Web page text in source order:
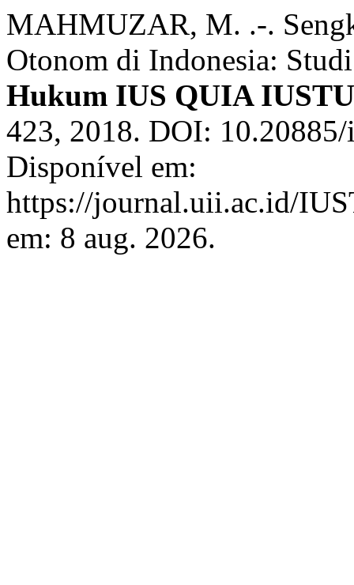
MAHMUZAR, M. .-.
Otonom di Indonesia:
Hukum IUS QUIA
423, 2018. DOI:
Disponível em:
https://journal.uii.ac.id/
em: 8 aug. 2026.